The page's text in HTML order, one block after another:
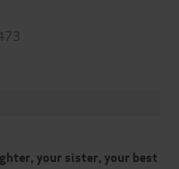
your sister, your best